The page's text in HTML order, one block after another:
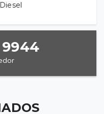
Diesel
9944